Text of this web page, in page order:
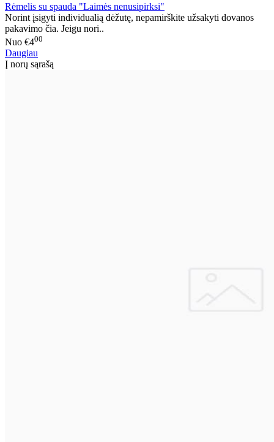
Rėmelis su spauda "Laimės nenusipirksi"
Norint įsigyti individualią dėžutę, nepamirškite užsakyti dovanos
pakavimo čia. Jeigu nori..
Nuo €400
Daugiau
Į norų sąrašą